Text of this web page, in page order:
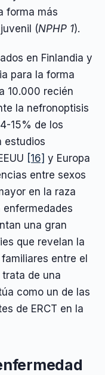
forma más
(NPHP 1).
en Finlandia y
para la forma
10.000 recién
la nefronoptisis
15% de los
estudios
[16] y Europa
entre sexos
en la raza
enfermedades
una gran
que revelan la
entre el
de una
como un de las
de ERCT en la